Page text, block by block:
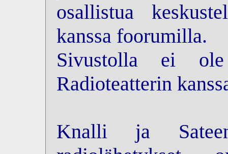
osallistua
kanssa foorumilla.
Sivustolla ei
Radioteatterin
Knalli ja